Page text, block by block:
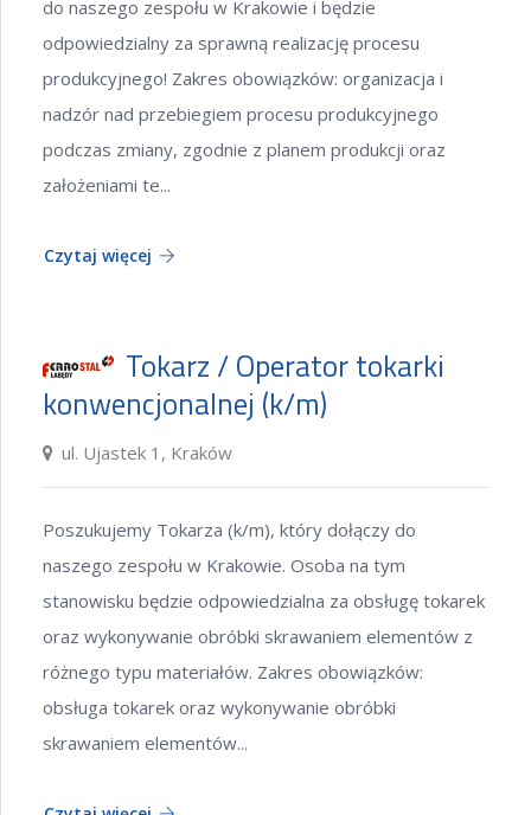
do naszego zespołu w Krakowie i będzie
odpowiedzialny za sprawną realizację procesu
produkcyjnego! Zakres obowiązków: organizacja i
nadzór nad przebiegiem procesu produkcyjnego
podczas zmiany, zgodnie z planem produkcji oraz
założeniami te...
Czytaj więcej
Tokarz / Operator tokarki
konwencjonalnej (k/m)
ul. Ujastek 1, Kraków
Poszukujemy Tokarza (k/m), który dołączy do
naszego zespołu w Krakowie. Osoba na tym
stanowisku będzie odpowiedzialna za obsługę tokarek
oraz wykonywanie obróbki skrawaniem elementów z
różnego typu materiałów. Zakres obowiązków:
obsługa tokarek oraz wykonywanie obróbki
skrawaniem elementów...